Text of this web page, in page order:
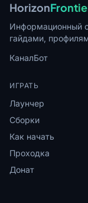
Horizon
Информационный
гайдами,
КаналБот
ИГРАТЬ
Лаунчер
Сборки
Как начать
Проходка
Донат